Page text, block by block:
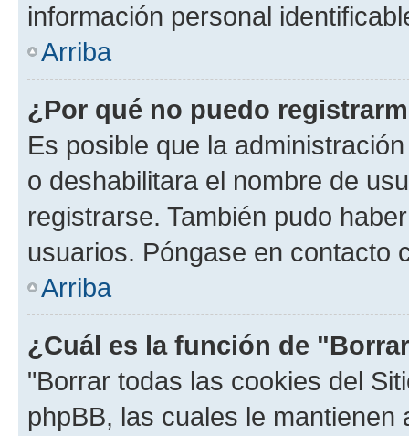
información personal
Arriba
¿Por qué no puedo
Es posible que la
o deshabilitara el nombre de
registrarse. También pudo
usuarios. Póngase en contacto
Arriba
¿Cuál es la función de
"Borrar todas las cookies del
phpBB, las cuales le